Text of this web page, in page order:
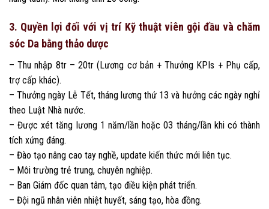
3. Quyền lợi đối với vị trí Kỹ thuật viên gội đầu và chăm
sóc Da bằng thảo dược
– Thu nhập 8tr – 20tr (Lương cơ bản + Thưởng KPIs + Phụ cấp,
trợ cấp khác).
– Thưởng ngày Lễ Tết, tháng lương thứ 13 và hưởng các ngày nghỉ
theo Luật Nhà nước.
– Được xét tăng lương 1 năm/lần hoặc 03 tháng/lần khi có thành
tích xứng đáng.
– Đào tạo nâng cao tay nghề, update kiến thức mới liên tục.
– Môi trường trẻ trung, chuyên nghiệp.
– Ban Giám đốc quan tâm, tạo điều kiện phát triển.
– Đội ngũ nhân viên nhiệt huyết, sáng tạo, hòa đồng.